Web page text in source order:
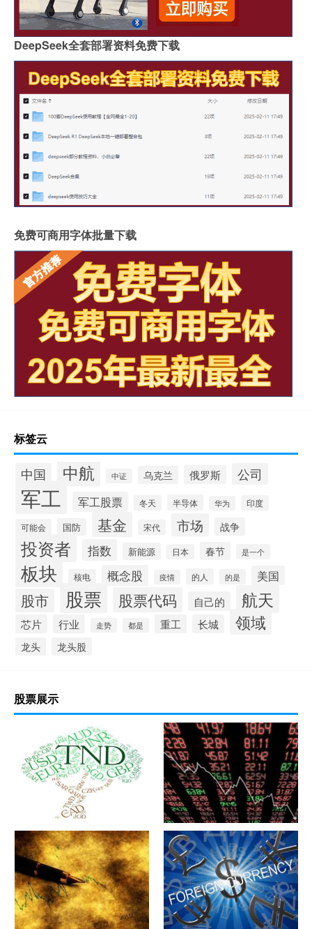
DeepSeek全套部署资料免费下载
免费可商用字体批量下载
标签云
中国 中航 中证 乌克兰 俄罗斯 公司
军工 军工股票 冬天 半导体 华为 印度
可能会 国防 基金 宋代 市场 战争
投资者 指数 新能源 日本 春节 是一个
板块 核电 概念股 疫情 的人 的是 美国
股市 股票 股票代码 自己的 航天
芯片 行业 走势 都是 重工 长城 领域
龙头 龙头股
股票展示
军工股[中简科技](300777)的公
司详细资料
军工股[上海瀚讯](300762)的公
司详细资料